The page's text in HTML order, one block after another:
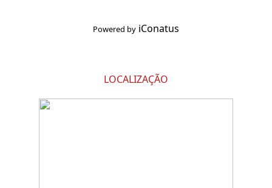
Powered by iConatus
LOCALIZAÇÃO